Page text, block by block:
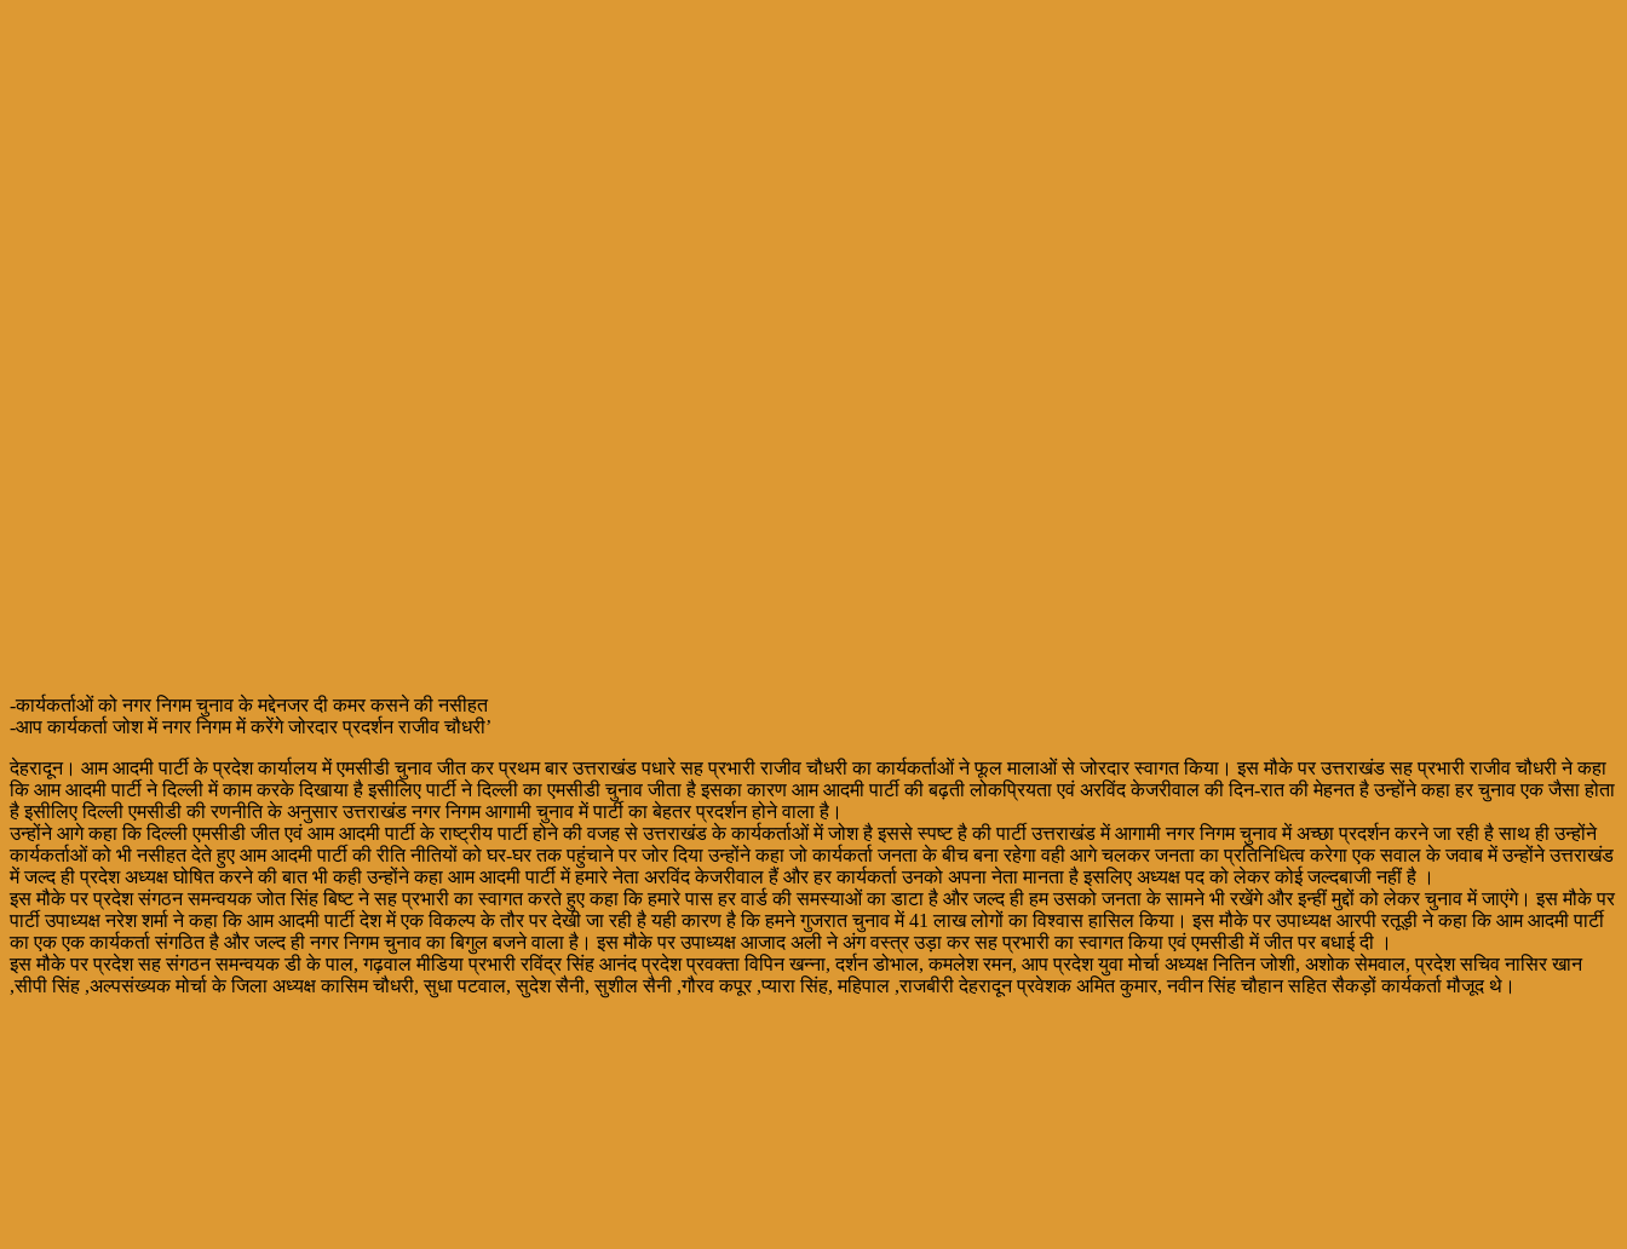
-कार्यकर्ताओं को नगर निगम चुनाव के मद्देनजर दी कमर कसने की नसीहत
-आप कार्यकर्ता जोश में नगर निगम में करेंगे जोरदार प्रदर्शन राजीव चौधरी’
देहरादून। आम आदमी पार्टी के प्रदेश कार्यालय में एमसीडी चुनाव जीत कर प्रथम बार उत्तराखंड पधारे सह प्रभारी राजीव चौधरी का कार्यकर्ताओं ने फूल मालाओं से जोरदार स्वागत किया। इस मौके पर उत्तराखंड सह प्रभारी राजीव चौधरी ने कहा
कि आम आदमी पार्टी ने दिल्ली में काम करके दिखाया है इसीलिए पार्टी ने दिल्ली का एमसीडी चुनाव जीता है इसका कारण आम आदमी पार्टी की बढ़ती लोकप्रियता एवं अरविंद केजरीवाल की दिन-रात की मेहनत है उन्होंने कहा हर चुनाव एक जैसा होता
है इसीलिए दिल्ली एमसीडी की रणनीति के अनुसार उत्तराखंड नगर निगम आगामी चुनाव में पार्टी का बेहतर प्रदर्शन होने वाला है।
उन्होंने आगे कहा कि दिल्ली एमसीडी जीत एवं आम आदमी पार्टी के राष्ट्रीय पार्टी होने की वजह से उत्तराखंड के कार्यकर्ताओं में जोश है इससे स्पष्ट है की पार्टी उत्तराखंड में आगामी नगर निगम चुनाव में अच्छा प्रदर्शन करने जा रही है साथ ही उन्होंने
कार्यकर्ताओं को भी नसीहत देते हुए आम आदमी पार्टी की रीति नीतियों को घर-घर तक पहुंचाने पर जोर दिया उन्होंने कहा जो कार्यकर्ता जनता के बीच बना रहेगा वही आगे चलकर जनता का प्रतिनिधित्व करेगा एक सवाल के जवाब में उन्होंने उत्तराखंड
में जल्द ही प्रदेश अध्यक्ष घोषित करने की बात भी कही उन्होंने कहा आम आदमी पार्टी में हमारे नेता अरविंद केजरीवाल हैं और हर कार्यकर्ता उनको अपना नेता मानता है इसलिए अध्यक्ष पद को लेकर कोई जल्दबाजी नहीं है ।
इस मौके पर प्रदेश संगठन समन्वयक जोत सिंह बिष्ट ने सह प्रभारी का स्वागत करते हुए कहा कि हमारे पास हर वार्ड की समस्याओं का डाटा है और जल्द ही हम उसको जनता के सामने भी रखेंगे और इन्हीं मुद्दों को लेकर चुनाव में जाएंगे। इस मौके पर
पार्टी उपाध्यक्ष नरेश शर्मा ने कहा कि आम आदमी पार्टी देश में एक विकल्प के तौर पर देखी जा रही है यही कारण है कि हमने गुजरात चुनाव में 41 लाख लोगों का विश्वास हासिल किया। इस मौके पर उपाध्यक्ष आरपी रतूड़ी ने कहा कि आम आदमी पार्टी
का एक एक कार्यकर्ता संगठित है और जल्द ही नगर निगम चुनाव का बिगुल बजने वाला है। इस मौके पर उपाध्यक्ष आजाद अली ने अंग वस्त्र उड़ा कर सह प्रभारी का स्वागत किया एवं एमसीडी में जीत पर बधाई दी ।
इस मौके पर प्रदेश सह संगठन समन्वयक डी के पाल, गढ़वाल मीडिया प्रभारी रविंद्र सिंह आनंद प्रदेश प्रवक्ता विपिन खन्ना, दर्शन डोभाल, कमलेश रमन, आप प्रदेश युवा मोर्चा अध्यक्ष नितिन जोशी, अशोक सेमवाल, प्रदेश सचिव नासिर खान
,सीपी सिंह ,अल्पसंख्यक मोर्चा के जिला अध्यक्ष कासिम चौधरी, सुधा पटवाल, सुदेश सैनी, सुशील सैनी ,गौरव कपूर ,प्यारा सिंह, महिपाल ,राजबीरी देहरादून प्रवेशक अमित कुमार, नवीन सिंह चौहान सहित सैकड़ों कार्यकर्ता मौजूद थे।